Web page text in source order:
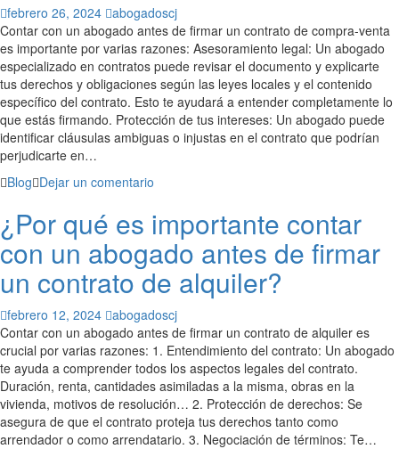
febrero 26, 2024 abogadoscj
Contar con un abogado antes de firmar un contrato de compra-venta
es importante por varias razones: Asesoramiento legal: Un abogado
especializado en contratos puede revisar el documento y explicarte
tus derechos y obligaciones según las leyes locales y el contenido
específico del contrato. Esto te ayudará a entender completamente lo
que estás firmando. Protección de tus intereses: Un abogado puede
identificar cláusulas ambiguas o injustas en el contrato que podrían
perjudicarte en…
Blog Dejar un comentario
¿Por qué es importante contar
con un abogado antes de firmar
un contrato de alquiler?
febrero 12, 2024 abogadoscj
Contar con un abogado antes de firmar un contrato de alquiler es
crucial por varias razones: 1. Entendimiento del contrato: Un abogado
te ayuda a comprender todos los aspectos legales del contrato.
Duración, renta, cantidades asimiladas a la misma, obras en la
vivienda, motivos de resolución… 2. Protección de derechos: Se
asegura de que el contrato proteja tus derechos tanto como
arrendador o como arrendatario. 3. Negociación de términos: Te…